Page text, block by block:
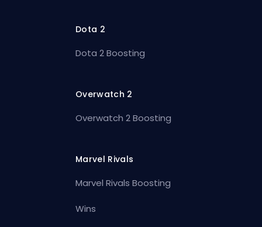
Dota 2
Dota 2 Boosting
Overwatch 2
Overwatch 2 Boosting
Marvel Rivals
Marvel Rivals Boosting
Wins